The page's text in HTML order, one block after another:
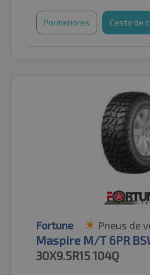
Pormenores Cesto de
Fortune Pneus de
Maspire M/T 6PR
30X9.5R15104Q